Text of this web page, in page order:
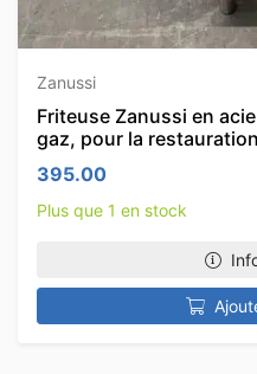
Zanussi
Friteuse Zanussi en
gaz, pour la restauration
395.00
Plus que 1 en stock